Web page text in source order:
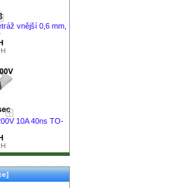
vnější 0,6 mm,
10A 40ns TO-